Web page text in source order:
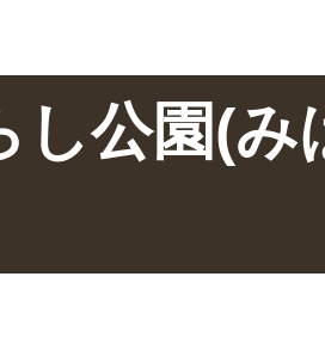
し公園(み